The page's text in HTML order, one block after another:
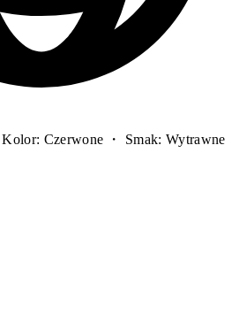
Czerwone ・ Smak: Wytrawne